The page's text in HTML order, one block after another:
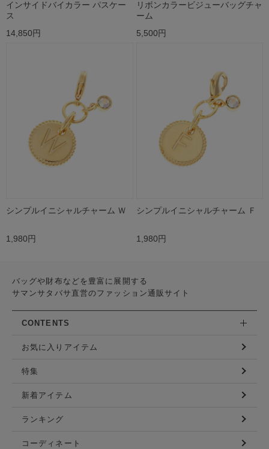
インサイドバイカラー パスケー
ス
14,850円
リボンカラービジューバッグチャ
ーム
5,500円
シンプルイニシャルチャーム Ｗ
1,980円
シンプルイニシャルチャーム Ｆ
1,980円
バッグや財布などを豊富に展開する
サマンサタバサ直営のファッション通販サイト
CONTENTS
お気に入りアイテム
特集
新着アイテム
ランキング
コーディネート